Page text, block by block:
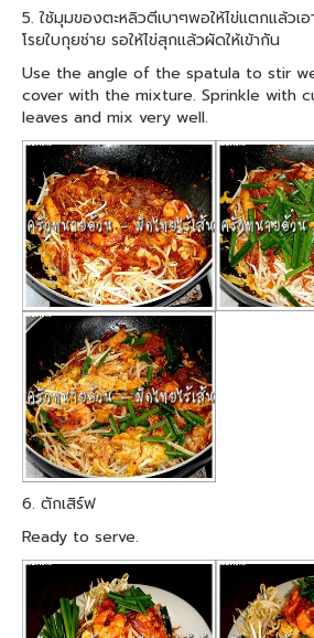
5. ใช้มุมของตะหลิวตีเบาๆพอให้ไข่แตกแล้ว
โรยใบกุยช่าย รอให้ไข่สุกแล้วผัดให้เข้ากัน
Use the angle of the spatula to stir
cover with the mixture. Sprinkle with
leaves and mix very well.
6. ตักเสิร์ฟ
Ready to serve.